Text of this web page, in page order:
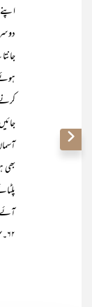
بھی
آئے
۶۲۔۶۴)